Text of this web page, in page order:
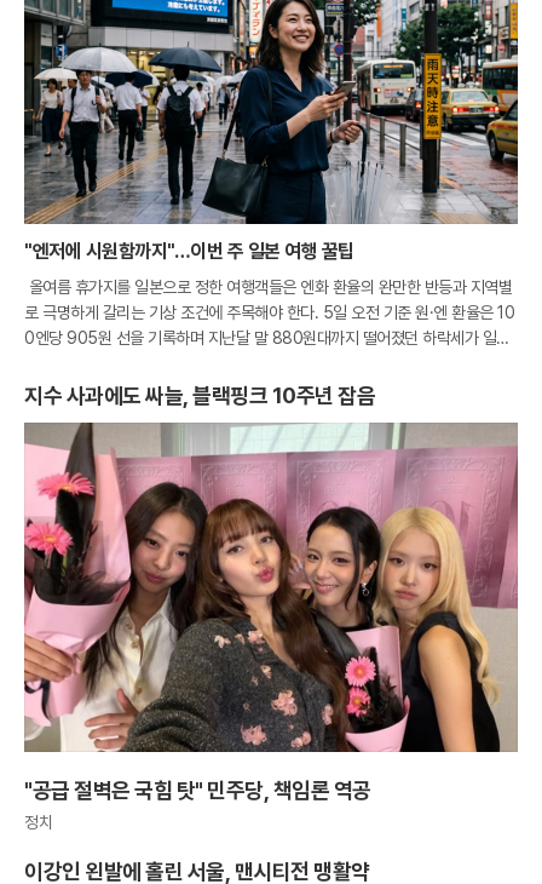
"엔저에 시원함까지"…이번 주 일본 여행 꿀팁
올여름 휴가지를 일본으로 정한 여행객들은 엔화 환율의 완만한 반등과 지역별
로 극명하게 갈리는 기상 조건에 주목해야 한다. 5일 오전 기준 원·엔 환율은 10
0엔당 905원 선을 기록하며 지난달 말 880원대까지 떨어졌던 하락세가 일단
지수 사과에도 싸늘, 블랙핑크 10주년 잡음
"공급 절벽은 국힘 탓" 민주당, 책임론 역공
정치
이강인 왼발에 홀린 서울, 맨시티전 맹활약